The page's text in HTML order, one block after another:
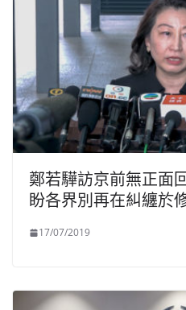
鄭若驊訪京前無正面
盼各界別再在糾纏於
17/07/2019